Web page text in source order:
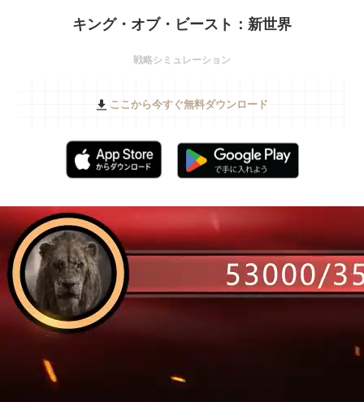
キング・オブ・ビースト：新世界
戦略シミュレーション
ここから今すぐ無料ダウンロード